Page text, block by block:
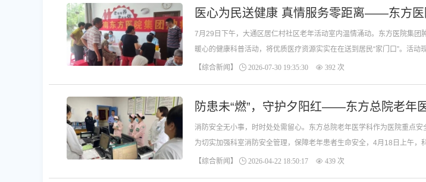
医心为民送健康 真情服务零距离——东方医
7月29日下午，大通区居仁村社区老年活动室内温情涌动。东方医院集团
暖心的健康科普活动，将优质医疗资源实实在在送到居民“家门口”。活
保此次活动高质高效。来自医院多个科室的医护人员热情
【综合新闻】 2026-07-30 19:35:30 392 次
防患未“燃”，守护夕阳红——东方总院老年
消防安全无小事，时时处处需留心。东方总院老年医学科作为医院重点安
为切实加强科室消防安全管理，保障老年患者生命安全，4月18日上午
作，通过多场景协作提升应急处理能力，进一步增强大家的消防
【综合新闻】 2026-04-22 18:50:17 439 次